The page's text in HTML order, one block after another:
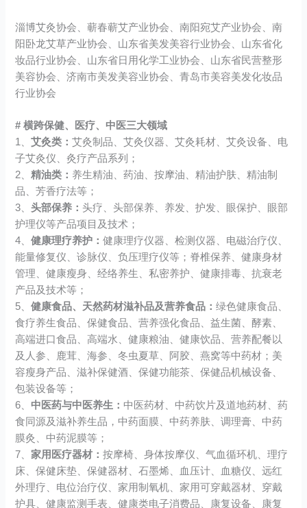
淄博艾灸协会、蕲春蕲艾产业协会、南阳宛艾产业协会、南
阳卧龙艾草产业协会、山东省美发美容行业协会、山东省化
妆品行业协会、山东省日用化学工业协会、山东省民营整形
美容协会、济南市美发美容业协会、青岛市美容美发化妆品
行业协会
# 横跨保健、医疗、中医三大领域
1、艾灸类：艾灸制品、艾灸仪器、艾灸耗材、艾灸设备、电
子艾灸仪、灸疗产品系列；
2、精油类： 养生精油、药油、按摩油、精油护肤、精油制
品、芳香疗法等；
3、头部保养：头疗、头部保养、养发、护发、眼保护、眼部
护理仪等产品项目及技术；
4、健康理疗养护：健康理疗仪器、检测仪器、电磁治疗仪、
能量修复仪、诊脉仪、负压理疗仪等；脊椎保养、健康身材
管理、健康瘦身、经络养生、私密养护、健康排毒、抗衰老
产品及技术等；
5、健康食品、天然药材滋补品及营养食品：绿色健康食品、
食疗养生食品、保健食品、营养强化食品、益生菌、酵素、
高端进口食品、高端水、健康粮油、健康饮品、营养配餐以
及人参、鹿茸、海参、冬虫夏草、阿胶、燕窝等中药材；美
容瘦身产品、滋补保健酒、保健功能茶、保健品机械设备、
包装设备等；
6、 中医药与中医养生： 中医药材、中药饮片及道地药材、药
食同源及滋补养生品，中药面膜、中药养肤、调理膏、中药
膜灸、中药泥膜等；
7、家用医疗器材：按摩椅、身体按摩仪、气血循环机、理疗
床、保健床垫、保健器材、石墨烯、血压计、血糖仪、远红
外理疗、电位治疗仪、家用制氧机、家用可穿戴器材、穿戴
护具、健康监测手表、健康类电子消费品、康复设备、康复